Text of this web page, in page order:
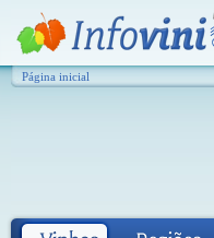
Página inicial